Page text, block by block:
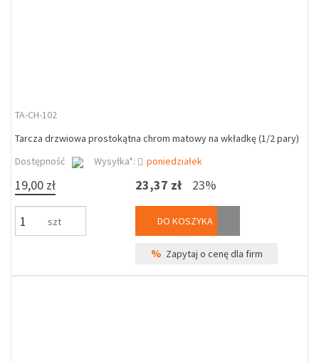
TA-CH-102
Tarcza drzwiowa prostokątna chrom matowy na wkładkę (1/2 pary)
Dostępność
Wysyłka*: poniedziałek
19,00 zł
szt
23,37 zł 23%
DO KOSZYKA
% Zapytaj o cenę dla firm